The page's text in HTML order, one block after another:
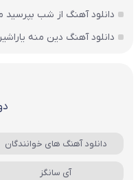
دانلود آهنگ از شب بپرسید
دانلود آهنگ دین منه
دانلود آهنگ های خوانندگان
آی سانگز